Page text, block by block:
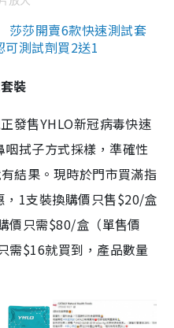
莎莎開賣6款快速測試套
測試劑買2送1
裝
發售YHLO新冠病毒快速
拭子方式採樣，準確性
結果。現時於門市買滿指
，1支裝換購價只售$20/盒
價只需$80/盒（單售價
需$16就買到，產品數量